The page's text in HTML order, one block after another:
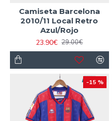
Camiseta Barcelona
2010/11 Local Retro
Azul/Rojo
23.90€ 29.00€
-15 %